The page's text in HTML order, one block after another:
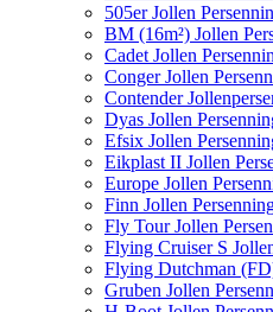
505er Jollen
BM (16m²) Jollen
Cadet Jollen
Conger Jollen
Contender
Dyas Jollen
Efsix Jollen
Eikplast II Jollen
Europe Jollen
Finn Jollen
Fly Tour Jollen
Flying Cruiser S
Flying Dutchman
Gruben Jollen